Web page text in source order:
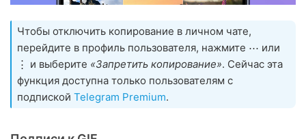
Чтобы отключить копирование в личном чате,
перейдите в профиль пользователя, нажмите ⋯ или
⋮ и выберите «Запретить копирование». Сейчас эта
функция доступна только пользователям с
подпиской Telegram Premium.